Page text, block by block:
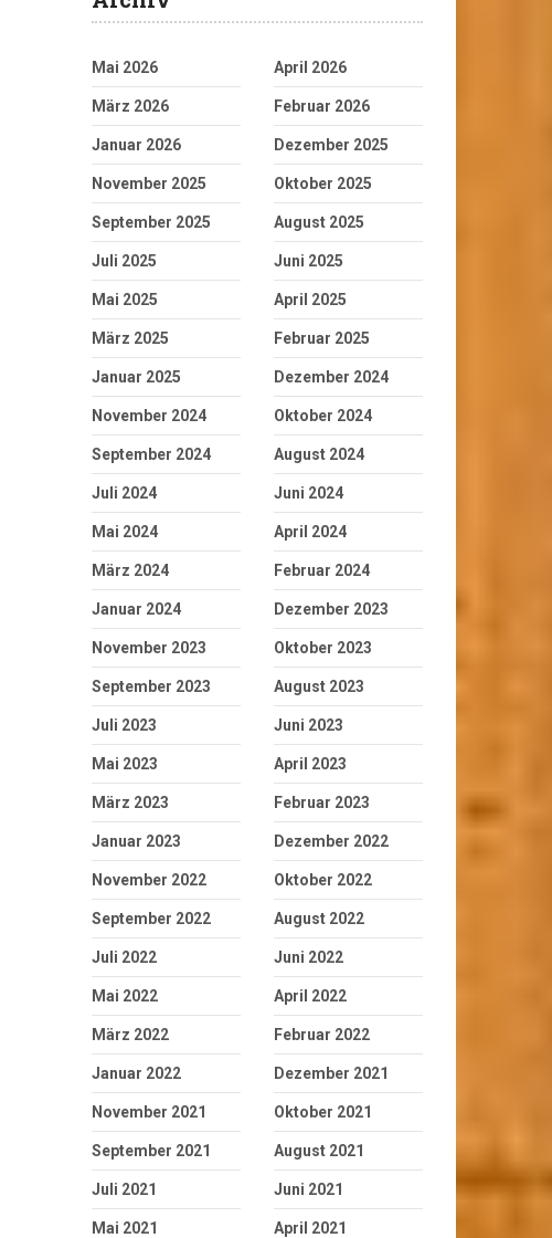
Mai 2026 April 2026
März 2026 Februar 2026
Januar 2026 Dezember 2025
November 2025 Oktober 2025
September 2025 August 2025
Juli 2025 Juni 2025
Mai 2025 April 2025
März 2025 Februar 2025
Januar 2025 Dezember 2024
November 2024 Oktober 2024
September 2024 August 2024
Juli 2024 Juni 2024
Mai 2024 April 2024
März 2024 Februar 2024
Januar 2024 Dezember 2023
November 2023 Oktober 2023
September 2023 August 2023
Juli 2023 Juni 2023
Mai 2023 April 2023
März 2023 Februar 2023
Januar 2023 Dezember 2022
November 2022 Oktober 2022
September 2022 August 2022
Juli 2022 Juni 2022
Mai 2022 April 2022
März 2022 Februar 2022
Januar 2022 Dezember 2021
November 2021 Oktober 2021
September 2021 August 2021
Juli 2021 Juni 2021
Mai 2021 April 2021